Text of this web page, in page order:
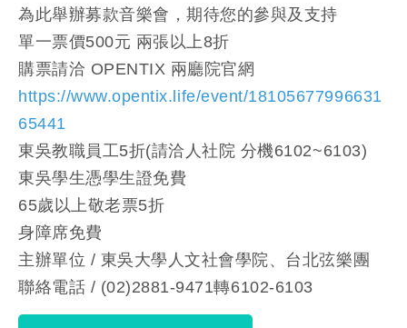
為此舉辦募款音樂會，期待您的參與及支持
單一票價500元 兩張以上8折
購票請洽 OPENTIX 兩廳院官網
https://www.opentix.life/event/18105677996631
65441
東吳教職員工5折(請洽人社院 分機6102~6103)
東吳學生憑學生證免費
65歲以上敬老票5折
身障席免費
主辦單位 / 東吳大學人文社會學院、台北弦樂團
聯絡電話 / (02)2881-9471轉6102-6103